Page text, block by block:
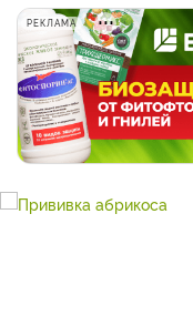
РЕКЛАМА